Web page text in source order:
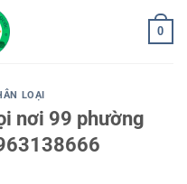
0
LOẠI
nơi 99 phường